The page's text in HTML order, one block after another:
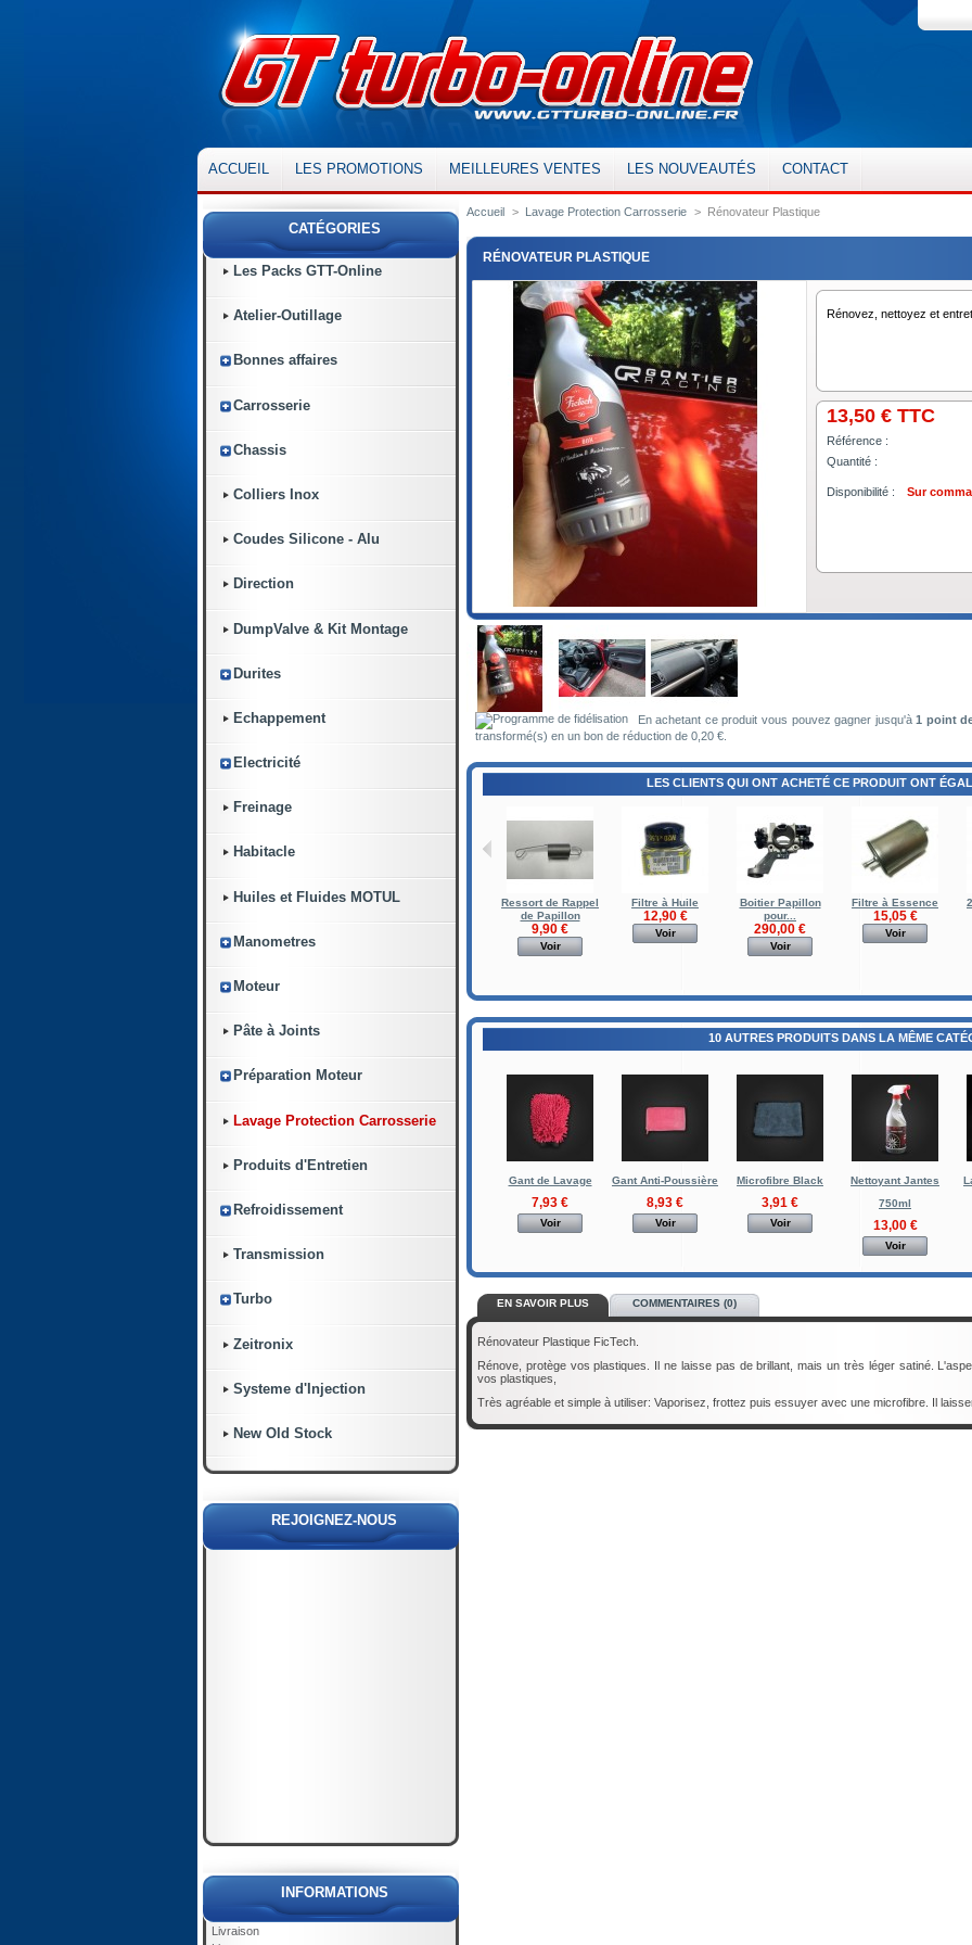
ACCUEIL LES PROMOTIONS MEILLEURES VENTES LES NOUVEAUTÉS CONTACT
CATÉGORIES
Les Packs GTT-Online
Atelier-Outillage
Bonnes affaires
Carrosserie
Chassis
Colliers Inox
Coudes Silicone - Alu
Direction
DumpValve & Kit Montage
Durites
Echappement
Electricité
Freinage
Habitacle
Huiles et Fluides MOTUL
Manometres
Moteur
Pâte à Joints
Préparation Moteur
Lavage Protection Carrosserie
Produits d'Entretien
Refroidissement
Transmission
Turbo
Zeitronix
Systeme d'Injection
New Old Stock
REJOIGNEZ-NOUS
INFORMATIONS
Livraison
Accueil > Lavage Protection Carrosserie > Rénovateur Plastique
RÉNOVATEUR PLASTIQUE
Rénovez, nettoyez et
13,50 € TTC
Référence :
Quantité :
Disponibilité : Sur
En achetant ce produit vous pouvez gagner jusqu'à1 point
transformé(s) en un bon de réduction de 0,20 €.
LES CLIENTS QUI ONT ACHETÉ CE PRODUIT ONT
Ressort de Rappel
de Papillon
9,90 €
Voir
Filtre à Huile
12,90 €
Voir
Boitier Papillon
pour...
290,00 €
Voir
Filtre à Essence
15,05 €
Voir
10 AUTRES PRODUITS DANS LA MÊME
Gant de Lavage
7,93 €
Voir
Gant Anti-Poussière
8,93 €
Voir
Microfibre Black
3,91 €
Voir
Nettoyant Jantes
750ml
13,00 €
Voir
EN SAVOIR PLUS COMMENTAIRES (0)
Rénovateur Plastique FicTech.
Rénove, protège vos plastiques. Il ne laisse pas de brillant, mais un très léger satiné.
vos plastiques,
Très agréable et simple à utiliser: Vaporisez, frottez puis essuyer avec une microfibre. Il